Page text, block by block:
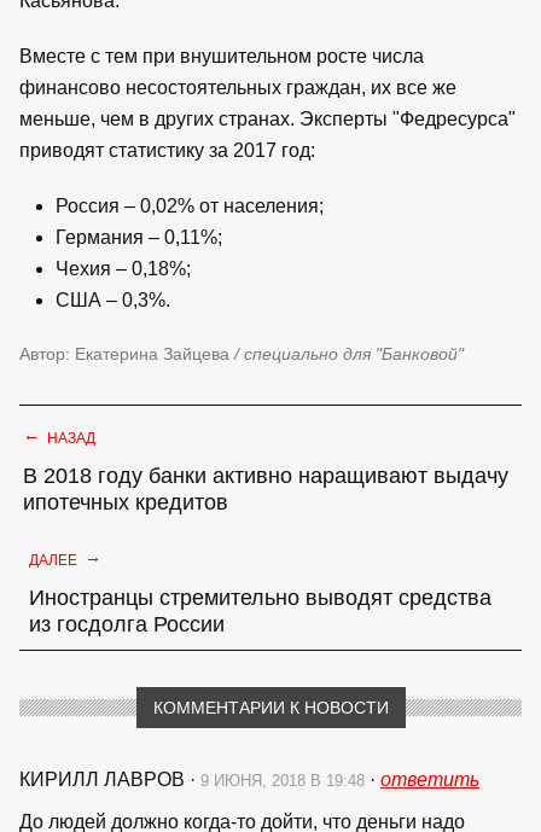
Вместе с тем при внушительном росте числа
финансово несостоятельных граждан, их все же
меньше, чем в других странах. Эксперты "Федресурса"
приводят статистику за 2017 год:
Россия – 0,02% от населения;
Германия – 0,11%;
Чехия – 0,18%;
США – 0,3%.
Автор: Екатерина Зайцева / специально для "Банковой"
← НАЗАД
В 2018 году банки активно наращивают выдачу
ипотечных кредитов
ДАЛЕЕ →
Иностранцы стремительно выводят средства
из госдолга России
КОММЕНТАРИИ К НОВОСТИ
КИРИЛЛ ЛАВРОВ · 9 ИЮНЯ, 2018 В 19:48 · ответить
До людей должно когда-то дойти, что деньги надо